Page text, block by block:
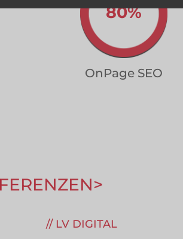
80%
OnPage SEO
LV DIGITAL